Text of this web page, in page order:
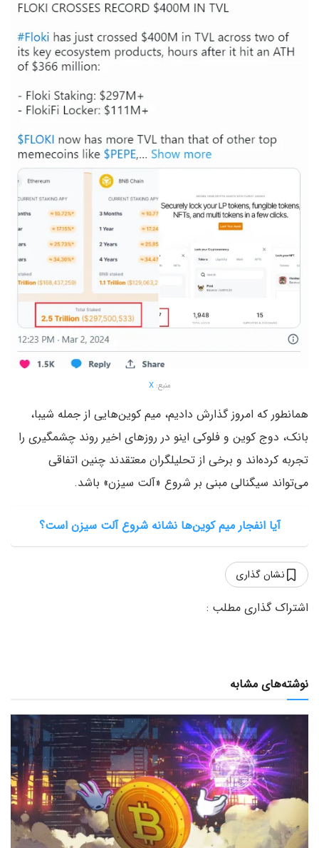
منبع:X
همانطور که امروز گذارش دادیم، میم کوین‌هایی از جمله شیبا،
بانک، دوج کوین و فلوکی اینو در روزهای اخیر روند چشمگیری را
تجربه کرده‌اند و برخی از تحلیلگران معتقدند چنین اتفاقی
می‌تواند سیگنالی مبنی بر شروع «آلت سیزن» باشد.
آیا انفجار میم کوین‌ها نشانه شروع آلت سیزن است؟
نشان گذاری
نوشته‌های مشابه